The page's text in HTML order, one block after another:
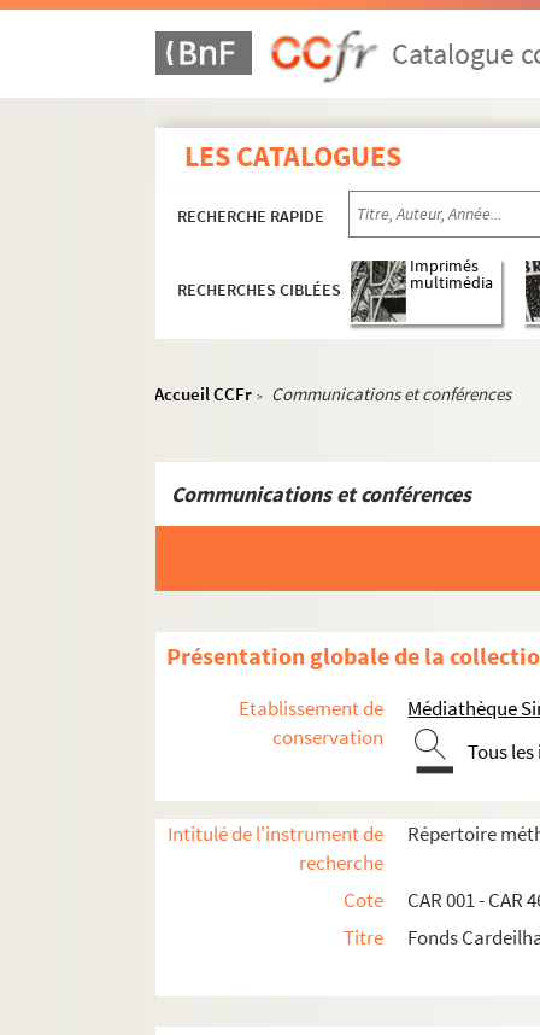
Catalogue
LES CATALOGUES
RECHERCHE RAPIDE
RECHERCHES CIBLÉES
Imprimés
multimédia
Accueil CCFr > Communications et conférences
Communications et conférences
Présentation globale de la
Etablissement de
conservation
Médiathèque
Tous
Intitulé de l'instrument de
recherche
Répertoire
Cote
CAR 001 - CAR
Titre
Fonds